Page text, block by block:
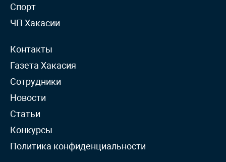
Спорт
ЧП Хакасии
Контакты
Газета Хакасия
Сотрудники
Новости
Статьи
Конкурсы
Политика конфиденциальности